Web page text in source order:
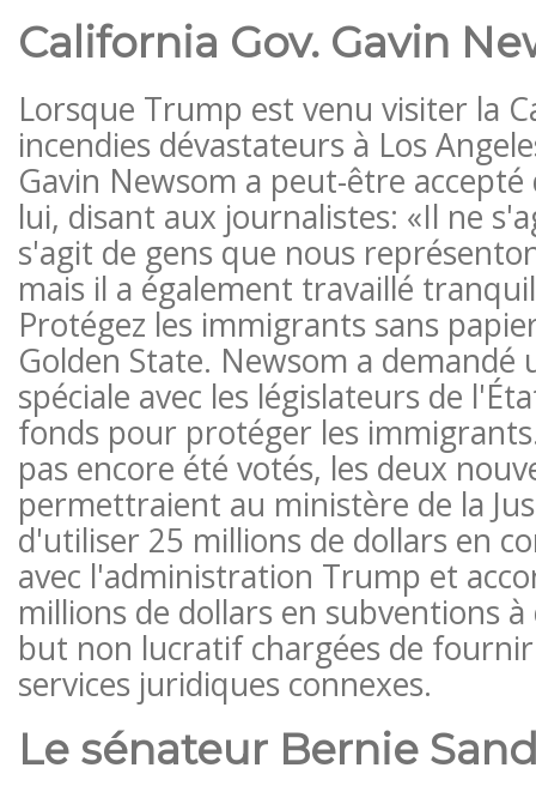
California Gov. Gavin
Lorsque Trump est venu visiter la
incendies dévastateurs à Los
Gavin Newsom a peut-être accepté
lui, disant aux journalistes: «Il ne
s'agit de gens que nous
mais il a également travaillé
Protégez les immigrants sans
Golden State. Newsom a demandé
spéciale avec les législateurs de
fonds pour protéger les
pas encore été votés, les deux
permettraient au ministère de la
d'utiliser 25 millions de dollars en
avec l'administration Trump et
millions de dollars en subventions
but non lucratif chargées de
services juridiques connexes.
Le sénateur Bernie